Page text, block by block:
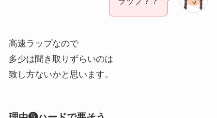
高速ラップなので
多少は聞き取りずらいのは
致し方ないかと思います。